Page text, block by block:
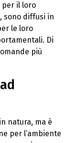
per il loro
sono diffusi in
le loro
Di
più
in natura, ma è
per l’ambiente